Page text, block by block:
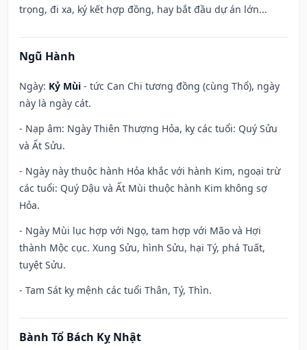
trọng, đi xa, ký kết hợp đồng, hay bắt đầu dự án lớn...
Ngũ Hành
Ngày: Kỷ Mùi - tức Can Chi tương đồng (cùng Thổ), ngày
này là ngày cát.
- Nạp âm: Ngày Thiên Thượng Hỏa, kỵ các tuổi: Quý Sửu
và Ất Sửu.
- Ngày này thuộc hành Hỏa khắc với hành Kim, ngoại trừ
các tuổi: Quý Dậu và Ất Mùi thuộc hành Kim không sợ
Hỏa.
- Ngày Mùi lục hợp với Ngọ, tam hợp với Mão và Hợi
thành Mộc cục. Xung Sửu, hình Sửu, hại Tý, phá Tuất,
tuyệt Sửu.
- Tam Sát kỵ mệnh các tuổi Thân, Tý, Thìn.
Bành Tổ Bách Kỵ Nhật